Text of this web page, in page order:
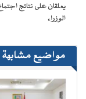
يعلقان على نتائج
الوزراء
مواضيع مشابهة